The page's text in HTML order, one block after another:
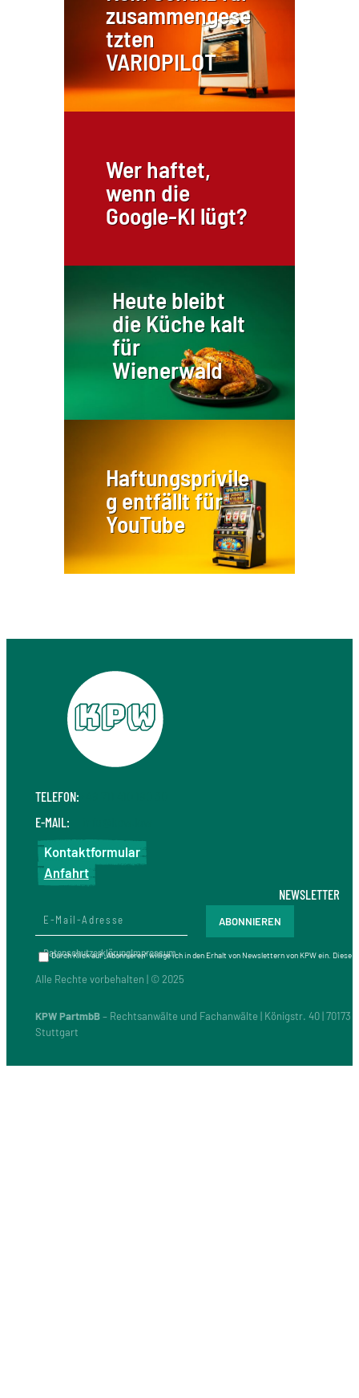
zusammengese
tzten
VARIOPILOT
Wer haftet,
wenn die
Google-KI lügt?
Heute bleibt
die Küche kalt
für
Wienerwald
Haftungsprivile
g entfällt für
YouTube
TELEFON:
E-MAIL:
Kontaktformular
Anfahrt
DatenschutzerklärungImpressum
Alle Rechte vorbehalten | © 2025
KPW PartmbB– Rechtsanwälte und Fachanwälte | Königstr. 40 | 70173
Stuttgart
NEWSLETTER
Durch Klick auf „Abonnieren“ willige ich in den Erhalt von Newslettern von KPW ein.